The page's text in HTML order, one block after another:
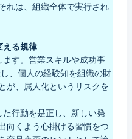
れは、組織全体で実行され
える規律
す。営業スキルや成功事
、個人の経験知を組織の財
が、属人化というリスクを
行動を是正し、新しい発
向くよう心掛ける習慣をつ